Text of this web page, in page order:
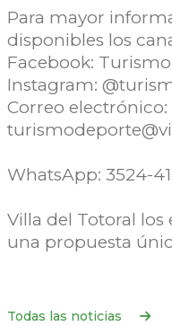
Para mayor
disponibles los
Facebook:
Instagram:
Correo electrónico:
WhatsApp: 3524-
Villa del Totoral los
una propuesta
Todas las noticias